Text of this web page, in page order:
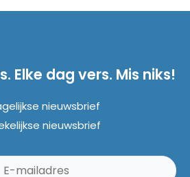
Elke dag vers. Mis niks!
nieuwsbrief
nieuwsbrief